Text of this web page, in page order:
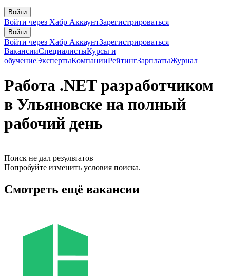
Войти
Войти через Хабр АккаунтЗарегистрироваться
Войти
Войти через Хабр АккаунтЗарегистрироваться
ВакансииСпециалистыКурсы и
обучениеЭкспертыКомпанииРейтингЗарплатыЖурнал
Работа .NET разработчиком
в Ульяновске на полный
рабочий день
Поиск не дал результатов
Попробуйте изменить условия поиска.
Смотреть ещё вакансии